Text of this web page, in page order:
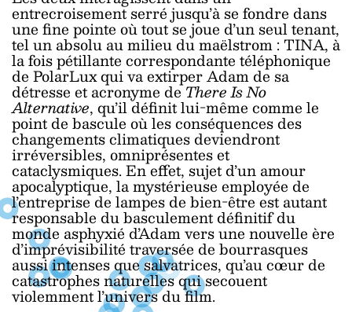
entrecroisement serré jusqu’à se fondre dans
une fine pointe où tout se joue d’un seul tenant,
tel un absolu au milieu du maëlstrom : TINA, à
la fois pétillante correspondante téléphonique
de PolarLux qui va extirper Adam de sa
détresse et acronyme deThere Is No
Alternative, qu’il définit lui-même comme le
point de bascule où les conséquences des
changements climatiques deviendront
irréversibles, omniprésentes et
cataclysmiques. En effet, sujet d’un amour
apocalyptique, la mystérieuse employée de
l’entreprise de lampes de bien-être est autant
responsable du basculement définitif du
monde asphyxié d’Adam vers une nouvelle ère
d’imprévisibilité traversée de bourrasques
aussi intenses que salvatrices, qu’au cœur de
catastrophes naturelles qui secouent
violemment l’univers du film.